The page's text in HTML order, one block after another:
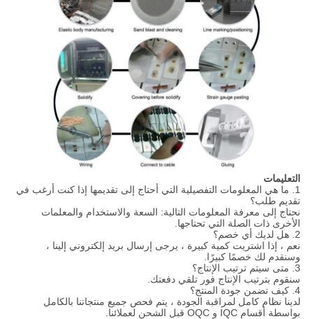
التعليمات
1. ما هي المعلومات التفصيلية التي أحتاج إلى تقديمها إذا كنت أرغب في
تقديم طلب؟
نحتاج إلى معرفة المعلومات التالية: السعة والاستخدام والمعلمات
الأخرى ذات الصلة التي تحتاجها.
2. هل لديك أي خصم؟
نعم ، إذا اشتريت كمية كبيرة ، يرجى إرسال بريد إلكتروني إلينا ،
وسنقدم لك خصمًا كبيرًا.
3. متى سيتم ترتيب الإنتاج؟
سنقوم بترتيب الإنتاج فور تلقي دفعتك.
4. كيف تضمن جودة المنتج؟
لدينا نظام كامل لمراقبة الجودة ، يتم فحص جميع منتجاتنا بالكامل
بواسطة أقسام IQC و OQC قبل الشحن لعملائنا.